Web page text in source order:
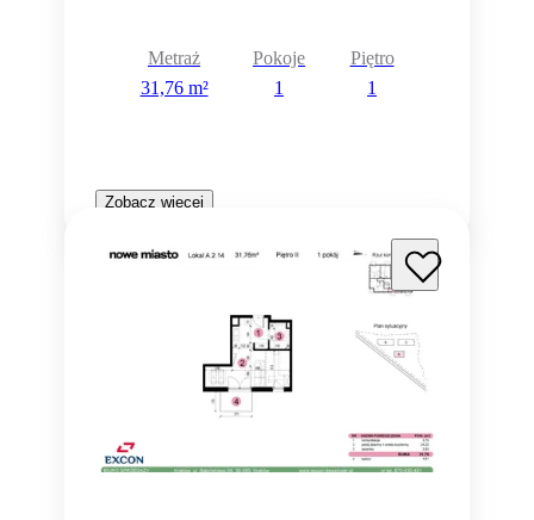
Metraż
31,76 m²
Pokoje
1
Piętro
1
Zobacz więcej